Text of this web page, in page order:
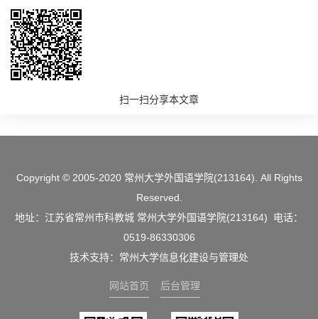
扫一扫分享本文章
Copyright © 2005-2020 常州大学外国语学院(213164). All Rights
Reserved.
地址：江苏省常州市科教城 常州大学外国语学院(213164) 电话：
0519-86330306
技术支持：常州大学信息化建设与管理处
网站首页 后台管理